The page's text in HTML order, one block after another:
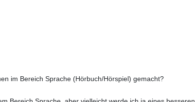
im Bereich Sprache (Hörbuch/Hörspiel) gemacht?